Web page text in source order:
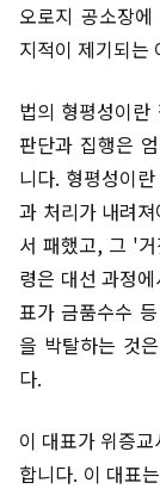
오로지 공소장
지적이 제기되는
법의 형평성이란
판단과 집행은
니다. 형평성이
과 처리가 내려
서 패했고, 그 '
령은 대선 과정
표가 금품수수
을 박탈하는 것
다.
이 대표가 위증
합니다. 이 대표